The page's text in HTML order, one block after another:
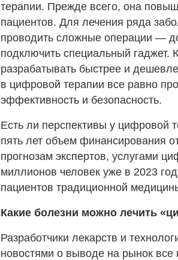
терапии. Прежде всего, она
пациентов. Для лечения ряда
проводить сложные операции —
подключить специальный
разрабатывать быстрее и
в цифровой терапии все равно
эффективность и безопасность.
Есть ли перспективы у цифровой
пять лет объем финансирования
прогнозам экспертов, услугами
миллионов человек уже в 2023
пациентов традиционной
Какие болезни можно лечить
Разработчики лекарств и
новостями о выводе на рынок